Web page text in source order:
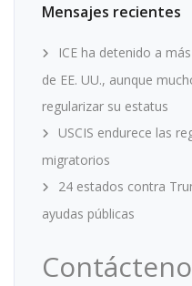
Mensajes recientes
ICE ha detenido a
de EE. UU., aunque
regularizar su estatus
USCIS endurece las
migratorios
24 estados contra
ayudas públicas